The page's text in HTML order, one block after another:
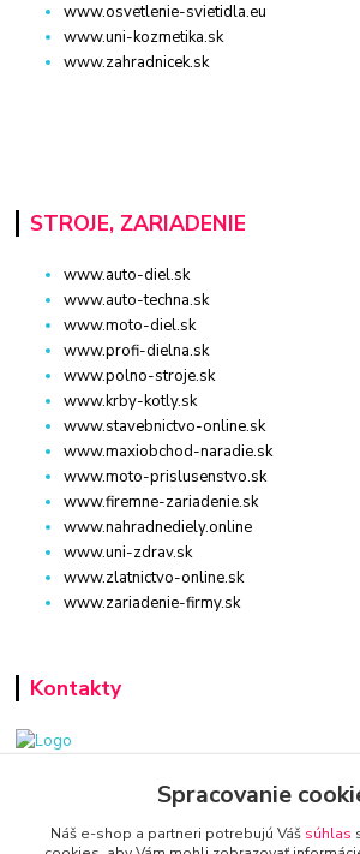
www.osvetlenie-svietidla.eu
www.uni-kozmetika.sk
www.zahradnicek.sk
STROJE, ZARIADENIE
www.auto-diel.sk
www.auto-techna.sk
www.moto-diel.sk
www.profi-dielna.sk
www.polno-stroje.sk
www.krby-kotly.sk
www.stavebnictvo-online.sk
www.maxiobchod-naradie.sk
www.moto-prislusenstvo.sk
www.firemne-zariadenie.sk
www.nahradnediely.online
www.uni-zdrav.sk
www.zlatnictvo-online.sk
www.zariadenie-firmy.sk
Kontakty
www.zariadenie-firmy.sk
+421 940 949 000
Spracovanie
Náš e-shop a partneri potrebujú Váš súhlas